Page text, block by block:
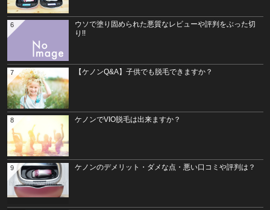
ウソで塗り固められた悪質なレビューや評判をぶった切
り!!
6
【ケノンQ&A】子供でも脱毛できますか？
7
ケノンでVIO脱毛は出来ますか？
8
ケノンのデメリット・ダメな点・悪い口コミや評判は？
9